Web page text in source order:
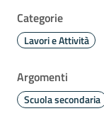
Categorie
Lavori e Attività
Argomenti
Scuola secondaria